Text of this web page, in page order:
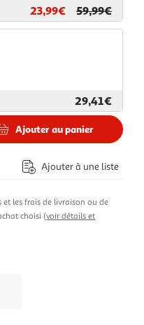
23,99€ 59,99€
29,41€
Ajouter au panier
Ajouter à une liste
et les frais de livraison ou de
choisi (voir détails et